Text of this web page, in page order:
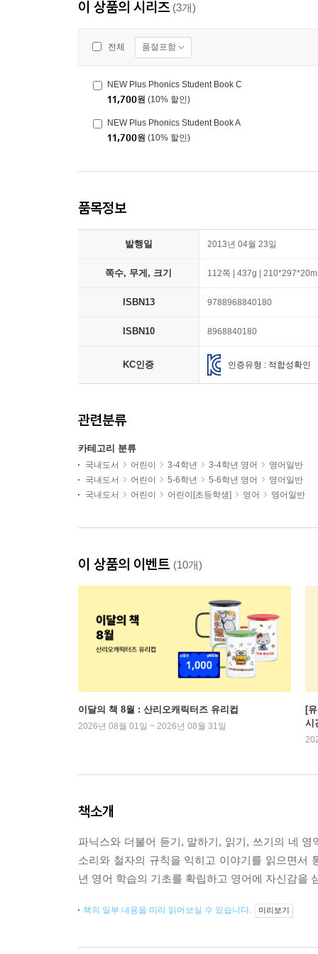
이 상품의 시리즈 (3개)
전체 품절포함
NEW Plus Phonics Student Book C
11,700원 (10% 할인)
NEW Plus Phonics Student Book A
11,700원 (10% 할인)
품목정보
발행일 2013년 04월 23일
쪽수, 무게, 크기 112쪽 | 437g |
ISBN13 9788968840180
ISBN10 8968840180
KC인증 인증유형 : 적합성확인
관련분류
카테고리 분류
국내도서 어린이 3-4학년 3-4학년 영어
영어일반
국내도서
어린이 5-6학년 5-6학년 영어
영어일반
국내도서
어린이 어린이[초등학생] 영어 영어일반
이 상품의 이벤트 (10개)
이달의 책 8월 : 산리오캐릭터즈 유리컵
2026년 08월 01일 ~ 2026년 08월 31일
[
시
책소개
파닉스와 더불어 듣기, 말하기, 읽기, 쓰기의 네
소리와 철자의 규칙을 익히고 이야기를 읽으면서
년 영어 학습의 기초를 확립하고 영어에 자신감을
책의 일부 내용을 미리 읽어보실 수 있습니다. 미리보기